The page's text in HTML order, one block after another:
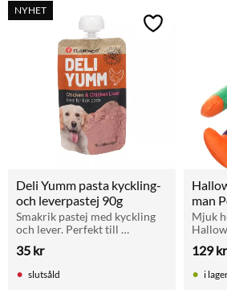
Deli Yumm pasta kyckling-
och leverpastej 90g
Smakrik pastej med kyckling
och lever. Perfekt till
socker. För vuxna hundar.
35 kr
NYHET
Lägg till i
slutsåld
man
Mjuk
129kr
i